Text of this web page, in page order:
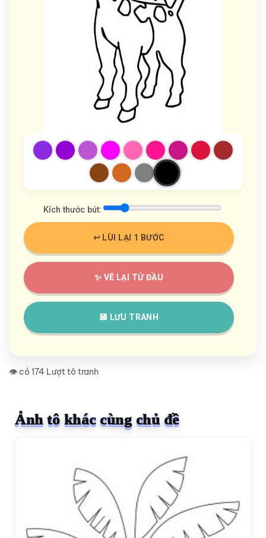
Kích thước bút:
↩️ LÙI LẠI 1 BƯỚC
✨ VẼ LẠI TỪ ĐẦU
💾 LƯU TRANH
👁️ có 174 Lượt tô tranh
Ảnh tô khác cùng chủ đề